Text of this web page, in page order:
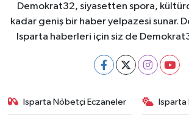
Demokrat32, siyasetten spora,
kadar geniş bir haber yelpazesi sunar.
Isparta haberleri için siz de
Isparta Nöbetçi Eczaneler Isparta